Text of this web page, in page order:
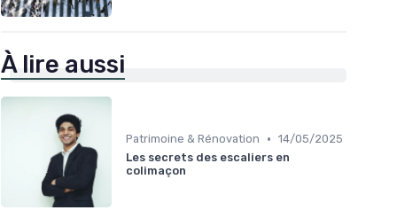
À lire aussi
Patrimoine & Rénovation • 14/05/2025
Les secrets des escaliers en
colimaçon